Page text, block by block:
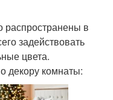
распространены в
задействовать
цвета.
декору комнаты: